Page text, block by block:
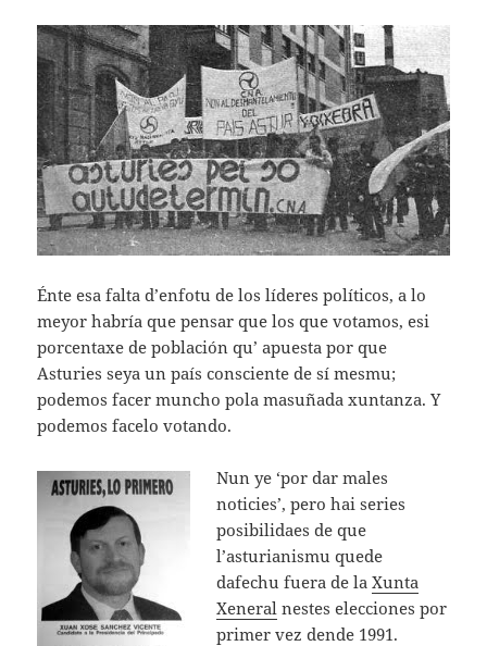
Énte esa falta d’enfotu de los líderes políticos, a lo
meyor habría que pensar que los que votamos, esi
porcentaxe de población qu’ apuesta por que
Asturies seya un país consciente de sí mesmu;
podemos facer muncho pola masuñada xuntanza. Y
podemos facelo votando.
Nun ye ‘por dar males
noticies’, pero hai series
posibilidaes de que
l’asturianismu quede
dafechu fuera de laXunta
Xeneral nestes elecciones por
primer vez dende 1991.